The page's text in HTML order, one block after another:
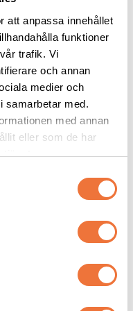
att anpassa innehållet
funktioner
trafik. Vi
och annan
medier och
samarbetar med.
med annan
eller som de har
tjänster.
Ljusgrå
kr